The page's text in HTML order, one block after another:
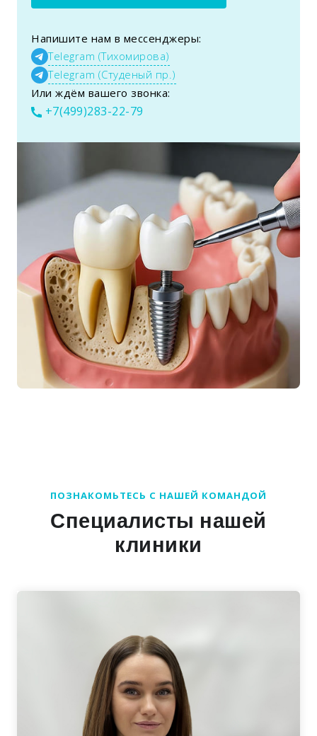
Напишите нам в мессенджеры:
Telegram (Тихомирова)
Telegram (Студеный пр.)
Или ждём вашего звонка:
+7(499)283-22-79
ПОЗНАКОМЬТЕСЬ С НАШЕЙ КОМАНДОЙ
Специалисты нашей
клиники